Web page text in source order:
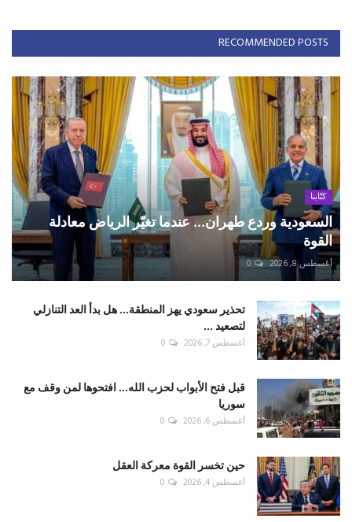
RECOMMENDED POSTS
كتّابنا
السعودية وردع طهران... عندما تغيّر الرياض معادلة
القوة
أغسطس 8, 2026 0
تحذير سعودي يهز المنطقة... هل بدأ العد التنازلي
لتصعيد ...
أغسطس 7, 2026 0
قبل فتح الأبواب لحزب الله... افتحوها لمن وقف مع
سوريا
أغسطس 6, 2026 0
حين تخسر القوة معركة العقل
أغسطس 4, 2026 0